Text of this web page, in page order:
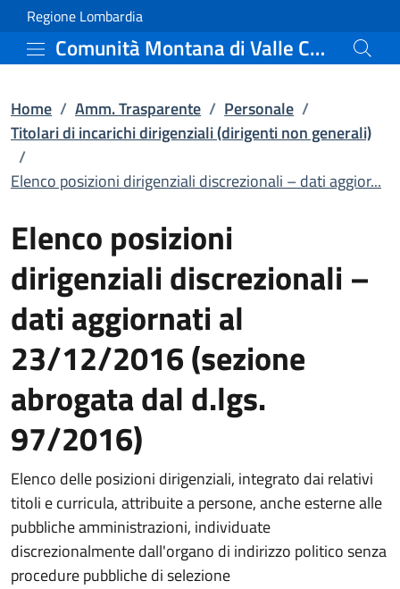
Vai al contenuto principale
Elenco posizioni
Regione Lombardia
Comunità Montana di Valle Camonica
Home / Amm. Trasparente / Personale /
Titolari di incarichi dirigenziali (dirigenti non generali)
/
Elenco posizioni dirigenziali discrezionali – dati aggior...
Elenco posizioni
dirigenziali discrezionali –
dati aggiornati al
23/12/2016 (sezione
abrogata dal d.lgs.
97/2016)
Elenco delle posizioni dirigenziali, integrato dai relativi
titoli e curricula, attribuite a persone, anche esterne alle
pubbliche amministrazioni, individuate
discrezionalmente dall'organo di indirizzo politico senza
procedure pubbliche di selezione